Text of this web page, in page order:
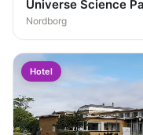
Universe Science
Nordborg
Hotel